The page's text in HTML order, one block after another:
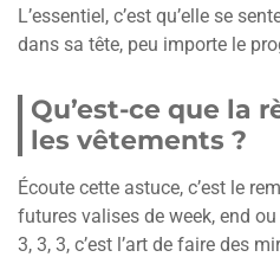
L’essentiel, c’est qu’elle se
dans sa tête, peu importe le
Qu’est-ce que la
les vêtements ?
Écoute cette astuce, c’est le
futures valises de week, end ou
3, 3, 3, c’est l’art de faire des